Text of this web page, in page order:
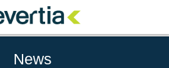
News